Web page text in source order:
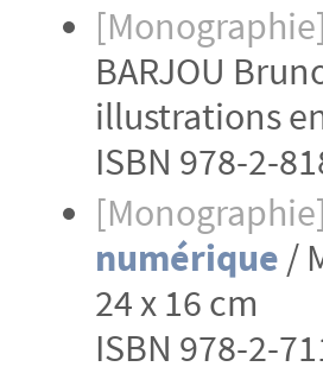
[Monographie]
BARJOU
illustrations
ISBN 978-2-
[Monographie]
numérique /
24 x 16 cm
ISBN 978-2-